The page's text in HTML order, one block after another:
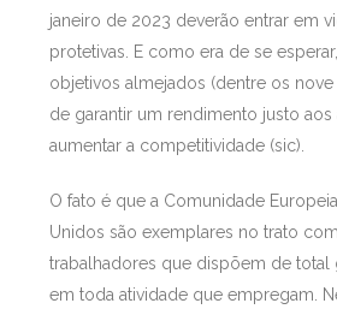
janeiro de 2023 deverão entrar em
protetivas. E como era de se
objetivos almejados (dentre os
de garantir um rendimento justo
aumentar a competitividade (sic).
O fato é que a Comunidade
Unidos são exemplares no trato
trabalhadores que dispõem de total
em toda atividade que empregam.